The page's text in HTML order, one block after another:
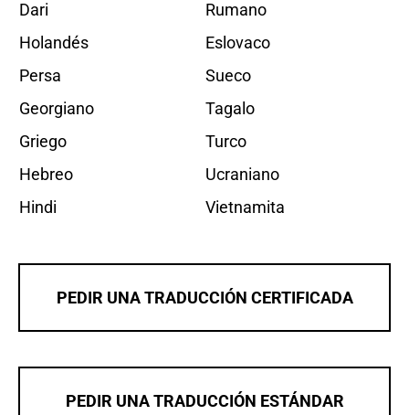
Dari
Holandés
Persa
Georgiano
Griego
Hebreo
Hindi
Rumano
Eslovaco
Sueco
Tagalo
Turco
Ucraniano
Vietnamita
PEDIR UNA TRADUCCIÓN CERTIFICADA
PEDIR UNA TRADUCCIÓN ESTÁNDAR